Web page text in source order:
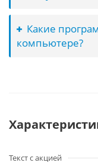
Какие
компьютере?
Текст с акцией